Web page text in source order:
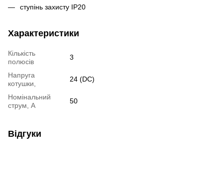
ступінь захисту IP20
Характеристики
Кількість
полюсів
3
Напруга
котушки,
24 (DC)
Номінальний
струм, А
50
Відгуки